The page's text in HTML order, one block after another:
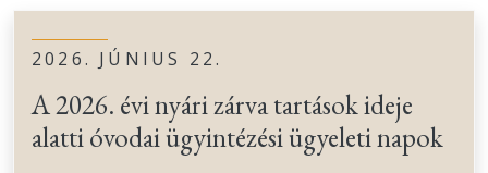
2026. JÚNIUS 22.
A 2026. évi nyári zárva tartások ideje
alatti óvodai ügyintézési ügyeleti napok